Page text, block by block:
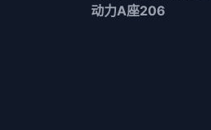
动力A座206